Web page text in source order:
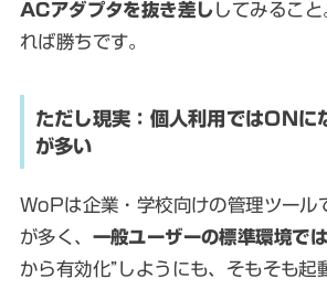
ACアダプタを抜き差ししてみるこ
れば勝ちです。
ただし現実：個人利用ではONに
が多い
WoPは企業・学校向けの管理ツール
が多く、 一般ユーザーの標準環境で
から有効化”しようにも、そもそも起